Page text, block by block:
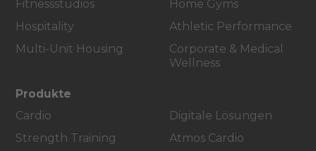
Fitnessstudios
Hospitality
Multi-Unit Housing
Home Gyms
Athletic Performance
Corporate & Medical
Wellness
Produkte
Cardio
Strength Training
Digitale Lösungen
Atmos Cardio